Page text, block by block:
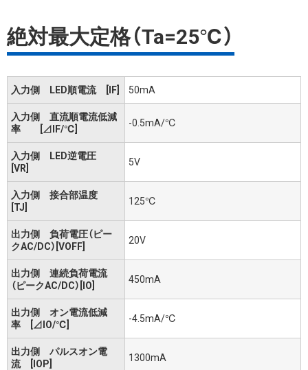
絶対最大定格（Ta=25℃）
入力側 LED順電流 [IF] 50mA
入力側 直流順電流低減
率 [⊿IF/℃]
-0.5mA/℃
入力側 LED逆電圧
[VR]
5V
入力側 接合部温度
[TJ]
125℃
出力側 負荷電圧（ピー
クAC/DC）[VOFF]
20V
出力側 連続負荷電流
（ピークAC/DC）[IO]
450mA
出力側 オン電流低減
率 [⊿IO/℃]
-4.5mA/℃
出力側 パルスオン電
流 [IOP]
1300mA